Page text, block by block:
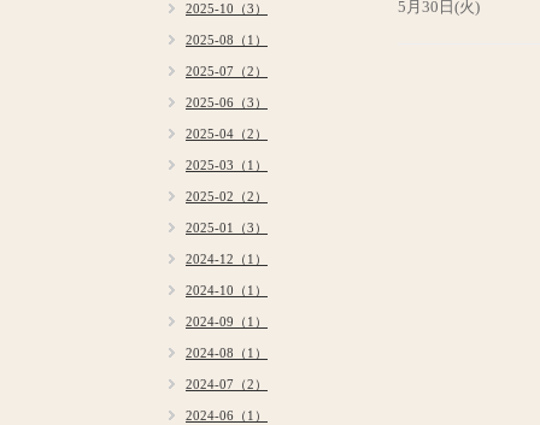
5月30日(火)
2025-10（3）
2025-08（1）
2025-07（2）
2025-06（3）
2025-04（2）
2025-03（1）
2025-02（2）
2025-01（3）
2024-12（1）
2024-10（1）
2024-09（1）
2024-08（1）
2024-07（2）
2024-06（1）